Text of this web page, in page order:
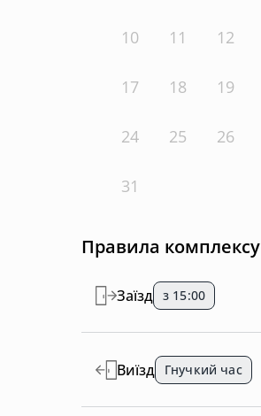
10 11 12
17 18 19
24 25 26
31
Правила комплексу
Заїзд з 15:00
Виїзд Гнучкий час